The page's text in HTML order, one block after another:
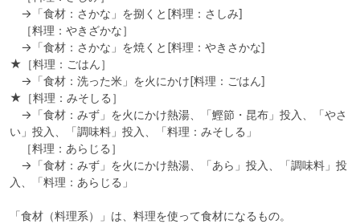
→「食材：さかな」を捌くと[料理：さしみ]
［料理：やきざかな］
→「食材：さかな」を焼くと[料理：やきさかな]
★［料理：ごはん］
→「食材：洗った米」を火にかけ[料理：ごはん]
★［料理：みそしる］
→「食材：みず」を火にかけ熱湯、「鰹節・昆布」投入、「やさ
い」投入、「調味料」投入、「料理：みそしる」
［料理：あらじる］
→「食材：みず」を火にかけ熱湯、「あら」投入、「調味料」投
入、「料理：あらじる」
「食材（料理系）」は、料理を使って食材になるもの。